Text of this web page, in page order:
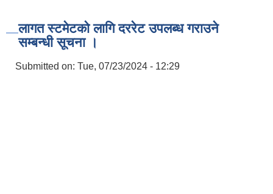
लागत स्टमेटको लागि दररेट उपलब्ध गराउने
सम्बन्धी सूचना ।
Submitted on: Tue, 07/23/2024 - 12:29